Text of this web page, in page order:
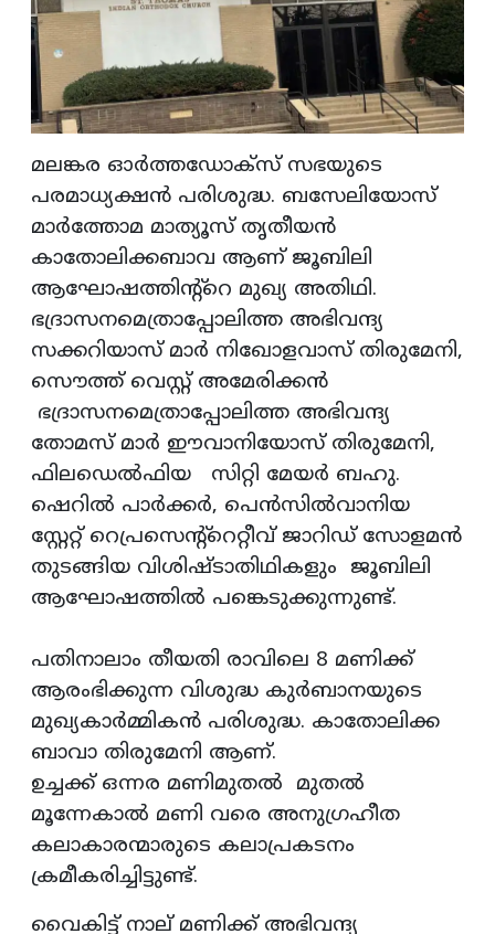
മലങ്കര ഓര്‍ത്തഡോക്‍സ്‌ സഭയുടെ
പരമാധ്യക്ഷന്‍ പരിശുദ്ധ. ബസേലിയോസ്
മാര്‍ത്തോമ മാത്യൂസ്‌ തൃതീയന്‍
കാതോലിക്കബാവ ആണ് ജൂബിലി
ആഘോഷത്തിന്റ്റെ മുഖ്യ അതിഥി.
ഭദ്രാസനമെത്രാപ്പോലിത്ത അഭിവന്ദ്യ
സക്കറിയാസ് മാര്‍ നിഖോളവാസ് തിരുമേനി,
സൌത്ത് വെസ്റ്റ്‌ അമേരിക്കന്‍
ഭദ്രാസനമെത്രാപ്പോലിത്ത അഭിവന്ദ്യ
തോമസ്‌ മാര്‍ ഈവാനിയോസ് തിരുമേനി,
ഫിലഡെല്‍ഫിയ സിറ്റി മേയര്‍ ബഹു.
ഷെറില്‍ പാര്‍ക്കര്‍, പെന്‍സില്‍വാനിയ
സ്റ്റേറ്റ് റെപ്രസെന്റ്റെറ്റീവ് ജാറിഡ് സോളമന്‍
തുടങ്ങിയ വിശിഷ്ടാതിഥികളും ജൂബിലി
ആഘോഷത്തില്‍ പങ്കെടുക്കുന്നുണ്ട്.
പതിനാലാം തീയതി രാവിലെ 8 മണിക്ക്
ആരംഭിക്കുന്ന വിശുദ്ധ കുര്‍ബാനയുടെ
മുഖ്യകാര്‍മ്മികന്‍ പരിശുദ്ധ. കാതോലിക്ക
ബാവാ തിരുമേനി ആണ്.
ഉച്ചക്ക് ഒന്നര മണിമുതല്‍ മുതല്‍
മൂന്നേകാല്‍ മണി വരെ അനുഗ്രഹീത
കലാകാരന്മാരുടെ കലാപ്രകടനം
ക്രമീകരിച്ചിട്ടുണ്ട്.
വൈകിട്ട് നാല് മണിക്ക് അഭിവന്ദ്യ